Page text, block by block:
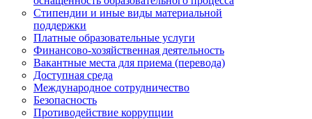
Стипендии и иные виды материальной
поддержки
Платные образовательные услуги
Финансово-хозяйственная деятельность
Вакантные места для приема (перевода)
Доступная среда
Международное сотрудничество
Безопасность
Противодействие коррупции